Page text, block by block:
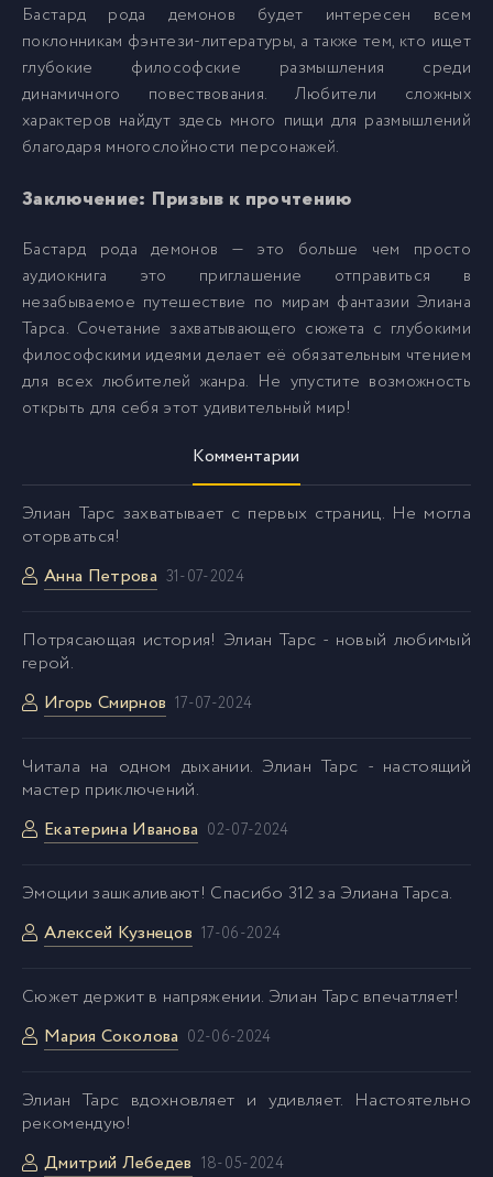
Бастард рода демонов будет интересен всем
поклонникам фэнтези-литературы, а также тем, кто ищет
глубокие философские размышления среди
динамичного повествования. Любители сложных
характеров найдут здесь много пищи для размышлений
благодаря многослойности персонажей.
Заключение: Призыв к прочтению
Бастард рода демонов — это больше чем просто
аудиокнига это приглашение отправиться в
незабываемое путешествие по мирам фантазии Элиана
Тарса. Сочетание захватывающего сюжета с глубокими
философскими идеями делает её обязательным чтением
для всех любителей жанра. Не упустите возможность
открыть для себя этот удивительный мир!
Комментарии
Элиан Тарс захватывает с первых страниц. Не могла
оторваться!
Анна Петрова 31-07-2024
Потрясающая история! Элиан Тарс - новый любимый
герой.
Игорь Смирнов 17-07-2024
Читала на одном дыхании. Элиан Тарс - настоящий
мастер приключений.
Екатерина Иванова 02-07-2024
Эмоции зашкаливают! Спасибо 312 за Элиана Тарса.
Алексей Кузнецов 17-06-2024
Сюжет держит в напряжении. Элиан Тарс впечатляет!
Мария Соколова 02-06-2024
Элиан Тарс вдохновляет и удивляет. Настоятельно
рекомендую!
Дмитрий Лебедев 18-05-2024